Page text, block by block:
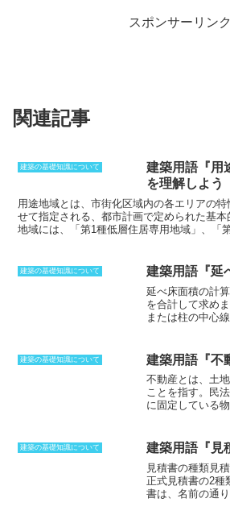
スポンサーリンク
関連記事
建築の基礎知識について
建築用語『用
を理解しよう
用途地域とは、市街化区域内の各エリアの
せて指定される、都市計画で定められた基本
地域には、「第1種低層住居専用地域」、「
「近隣商業地域」、「商業地域」、「準工業
「工業専用地域」の12種類があり（都市計画
てられる建物の種類、用途、容積率、建ぺい
められています。用途地域は、乱開発から
業、工業など、それぞれの地域にふさわしい
建築の基礎知識について 建築用語『延
延べ床面積の計
を合計して求め
または柱の中心
自体がない吹き
の先端から2mま
ィ、ポーチなど
分は算入しませ
際に、容積率を
面積の合計の5分
にある物に限る
部分の床面積（
積の合計の3分の
建築の基礎知識について 建築用語『不
不動産とは、土
ことを指す。民
に固定している
みでも不動産と
動産の認識は、
有のものであり
る。屋根や壁で
用途があり、土
建築の基礎知識について 建築用語『見
見積書の種類見
正式見積書の2種
書は、名前の通